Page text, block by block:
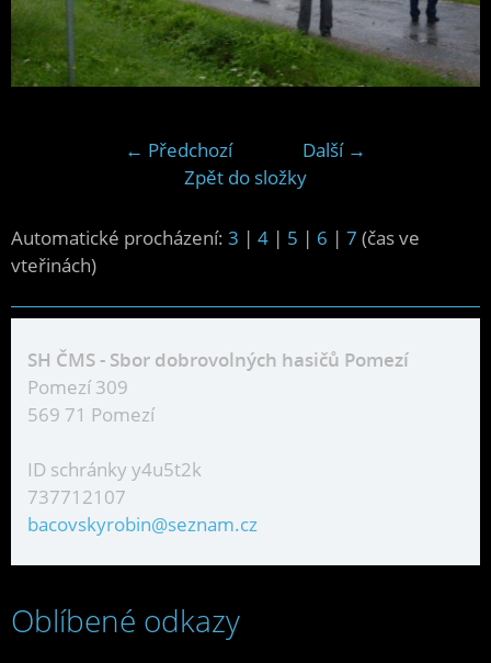
← Předchozí
Další →
Zpět do složky
Automatické procházení: 3 | 4 | 5 | 6 | 7 (čas ve
vteřinách)
SH ČMS - Sbor dobrovolných hasičů Pomezí
Pomezí 309
569 71 Pomezí
ID schránky y4u5t2k
737712107
bacovskyrobin@seznam.cz
Oblíbené odkazy